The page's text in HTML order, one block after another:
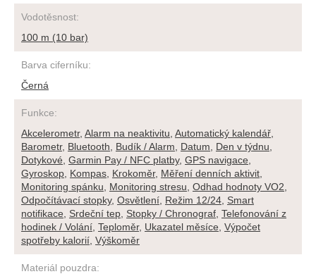
Vodotěsnost:
100 m (10 bar)
Barva ciferníku:
Černá
Funkce:
Akcelerometr, Alarm na neaktivitu Automatický kalendář
Barometr, Bluetooth Budík / Alarm Datum Den v týdnu
Dotykové Garmin Pay / NFC platby, GPS navigace
Gyroskop Kompas Krokoměr, Měření denních aktivit
Monitoring spánku
Monitoring stresu Odhad hodnoty VO2
Odpočítávací stopky, Osvětlení Režim 12/24 Smart
notifikace
Srdeční tep Stopky / Chronograf Telefonování z
hodinek / Volání Teploměr, Ukazatel měsíce Výpočet
spotřeby kalorií Výškoměr
Materiál pouzdra: